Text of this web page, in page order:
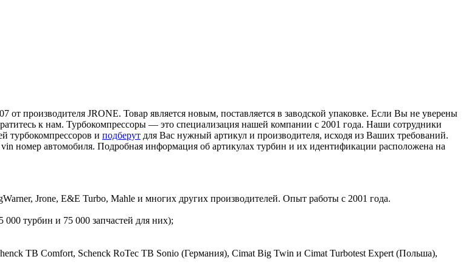
от производителя JRONE. Товар является новым, поставляется в заводской упаковке. Если Вы не уверены
к нам. Турбокомпрессоры — это специализация нашей компании с 2001 года. Наши сотрудники
турбокомпрессоров и подберут для Вас нужный артикул и производителя, исходя из Ваших требований.
номер автомобиля. Подробная информация об артикулах турбин и их идентификации расположена на
Jrone, E&E Turbo, Mahle и многих других производителей. Опыт работы с 2001 года.
турбин и 75 000 запчастей для них);
TB Comfort, Schenck RoTec TB Sonio (Германия), Cimat Big Twin и Cimat Turbotest Expert (Польша),